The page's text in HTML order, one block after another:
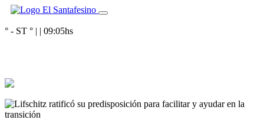
° - ST ° | | 09:05hs